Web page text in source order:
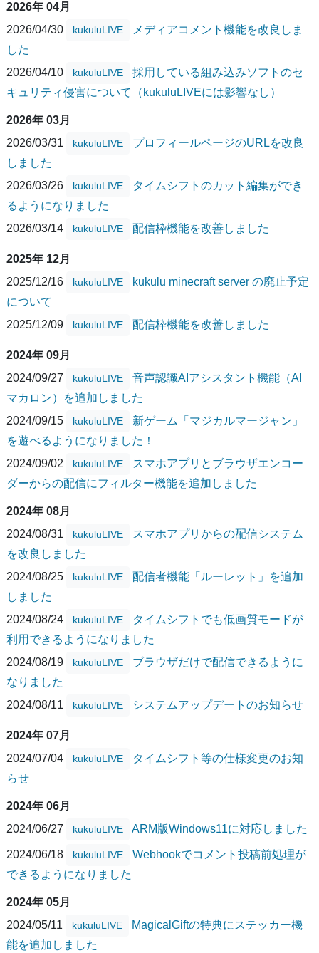
2026年 04月
2026/04/30
kukuluLIVE
メディアコメント機能を改良しま
した
2026/04/10
kukuluLIVE
採用している組み込みソフトのセ
キュリティ侵害について（kukuluLIVEには影響なし）
2026年 03月
2026/03/31
kukuluLIVE
プロフィールページのURLを改良
しました
2026/03/26
kukuluLIVE
タイムシフトのカット編集ができ
るようになりました
2026/03/14
kukuluLIVE 配信枠機能を改善しました
2025年 12月
2025/12/16
kukuluLIVE
kukulu minecraft server の廃止予定
について
2025/12/09
kukuluLIVE 配信枠機能を改善しました
2024年 09月
2024/09/27
kukuluLIVE
音声認識AIアシスタント機能（AI
マカロン）を追加しました
2024/09/15
kukuluLIVE
新ゲーム「マジカルマージャン」
を遊べるようになりました！
2024/09/02
kukuluLIVE
スマホアプリとブラウザエンコー
ダーからの配信にフィルター機能を追加しました
2024年 08月
2024/08/31
kukuluLIVE
スマホアプリからの配信システム
を改良しました
2024/08/25
kukuluLIVE
配信者機能「ルーレット」を追加
しました
2024/08/24
kukuluLIVE
タイムシフトでも低画質モードが
利用できるようになりました
2024/08/19
kukuluLIVE
ブラウザだけで配信できるように
なりました
2024/08/11
kukuluLIVE システムアップデートのお知らせ
2024年 07月
2024/07/04
kukuluLIVE
タイムシフト等の仕様変更のお知
らせ
2024年 06月
2024/06/27
kukuluLIVE ARM版Windows11に対応しました
2024/06/18 kukuluLIVE
Webhookでコメント投稿前処理が
できるようになりました
2024年 05月
2024/05/11
kukuluLIVE
MagicalGiftの特典にステッカー機
能を追加しました